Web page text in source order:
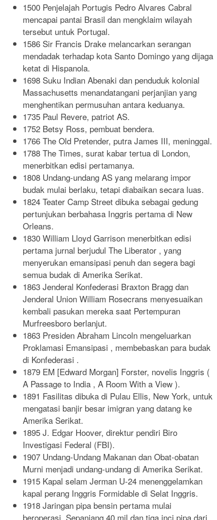
1500 Penjelajah Portugis Pedro Alvares Cabral
mencapai pantai Brasil dan mengklaim wilayah
tersebut untuk Portugal.
1586 Sir Francis Drake melancarkan serangan
mendadak terhadap kota Santo Domingo yang dijaga
ketat di Hispanola.
1698 Suku Indian Abenaki dan penduduk kolonial
Massachusetts menandatangani perjanjian yang
menghentikan permusuhan antara keduanya.
1735 Paul Revere, patriot AS.
1752 Betsy Ross, pembuat bendera.
1766 The Old Pretender, putra James III, meninggal.
1788 The Times, surat kabar tertua di London,
menerbitkan edisi pertamanya.
1808 Undang-undang AS yang melarang impor
budak mulai berlaku, tetapi diabaikan secara luas.
1824 Teater Camp Street dibuka sebagai gedung
pertunjukan berbahasa Inggris pertama di New
Orleans.
1830 William Lloyd Garrison menerbitkan edisi
pertama jurnal berjudul The Liberator , yang
menyerukan emansipasi penuh dan segera bagi
semua budak di Amerika Serikat.
1863 Jenderal Konfederasi Braxton Bragg dan
Jenderal Union William Rosecrans menyesuaikan
kembali pasukan mereka saat Pertempuran
Murfreesboro berlanjut.
1863 Presiden Abraham Lincoln mengeluarkan
Proklamasi Emansipasi , membebaskan para budak
di Konfederasi .
1879 EM [Edward Morgan] Forster, novelis Inggris (
A Passage to India , A Room With a View ).
1891 Fasilitas dibuka di Pulau Ellis, New York, untuk
mengatasi banjir besar imigran yang datang ke
Amerika Serikat.
1895 J. Edgar Hoover, direktur pendiri Biro
Investigasi Federal (FBI).
1907 Undang-Undang Makanan dan Obat-obatan
Murni menjadi undang-undang di Amerika Serikat.
1915 Kapal selam Jerman U-24 menenggelamkan
kapal perang Inggris Formidable di Selat Inggris.
1918 Jaringan pipa bensin pertama mulai
beroperasi. Sepanjang 40 mil dan tiga inci pipa dari